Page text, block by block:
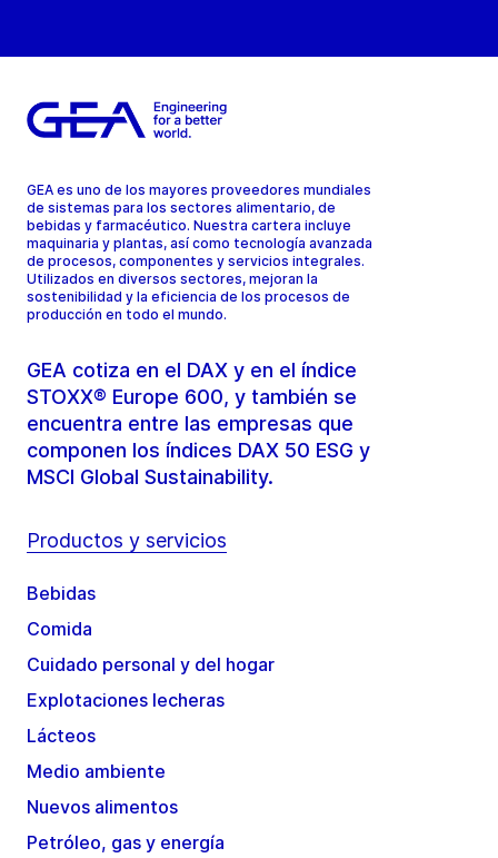
GEA es uno de los mayores proveedores mundiales
de sistemas para los sectores alimentario, de
bebidas y farmacéutico. Nuestra cartera incluye
maquinaria y plantas, así como tecnología avanzada
de procesos, componentes y servicios integrales.
Utilizados en diversos sectores, mejoran la
sostenibilidad y la eficiencia de los procesos de
producción en todo el mundo.
GEA cotiza en el DAX y en el índice
STOXX® Europe 600, y también se
encuentra entre las empresas que
componen los índices DAX 50 ESG y
MSCI Global Sustainability.
Productos y servicios
Bebidas
Comida
Cuidado personal y del hogar
Explotaciones lecheras
Lácteos
Medio ambiente
Nuevos alimentos
Petróleo, gas y energía